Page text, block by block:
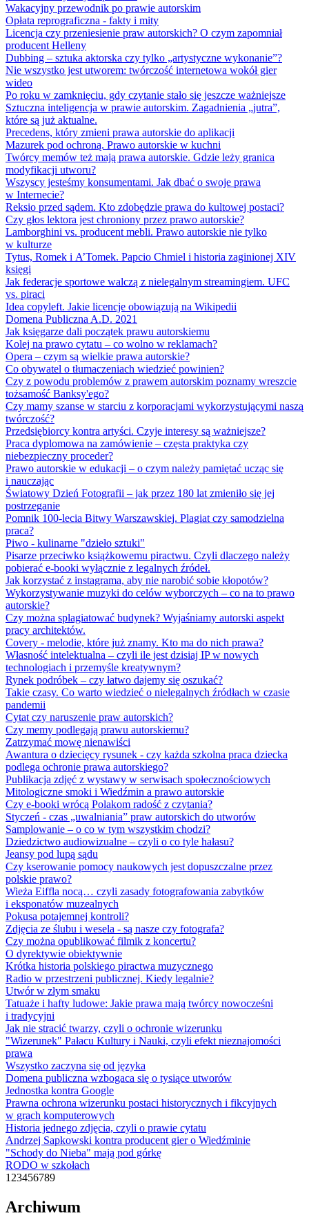
Wakacyjny przewodnik po prawie autorskim
Opłata reprograficzna - fakty i mity
Licencja czy przeniesienie praw autorskich? O czym zapomniał
producent Helleny
Dubbing – sztuka aktorska czy tylko „artystyczne wykonanie”?
Nie wszystko jest utworem: twórczość internetowa wokół gier
wideo
Po roku w zamknięciu, gdy czytanie stało się jeszcze ważniejsze
Sztuczna inteligencja w prawie autorskim. Zagadnienia „jutra”,
które są już aktualne.
Precedens, który zmieni prawa autorskie do aplikacji
Mazurek pod ochroną. Prawo autorskie w kuchni
Twórcy memów też mają prawa autorskie. Gdzie leży granica
modyfikacji utworu?
Wszyscy jesteśmy konsumentami. Jak dbać o swoje prawa
w Internecie?
Reksio przed sądem. Kto zdobędzie prawa do kultowej postaci?
Czy głos lektora jest chroniony przez prawo autorskie?
Lamborghini vs. producent mebli. Prawo autorskie nie tylko
w kulturze
Tytus, Romek i A’Tomek. Papcio Chmiel i historia zaginionej XIV
księgi
Jak federacje sportowe walczą z nielegalnym streamingiem. UFC
vs. piraci
Idea copyleft. Jakie licencje obowiązują na Wikipedii
Domena Publiczna A.D. 2021
Jak księgarze dali początek prawu autorskiemu
Kolej na prawo cytatu – co wolno w reklamach?
Opera – czym są wielkie prawa autorskie?
Co obywatel o tłumaczeniach wiedzieć powinien?
Czy z powodu problemów z prawem autorskim poznamy wreszcie
tożsamość Banksy'ego?
Czy mamy szanse w starciu z korporacjami wykorzystującymi naszą
twórczość?
Przedsiębiorcy kontra artyści. Czyje interesy są ważniejsze?
Praca dyplomowa na zamówienie – częsta praktyka czy
niebezpieczny proceder?
Prawo autorskie w edukacji – o czym należy pamiętać ucząc się
i nauczając
Światowy Dzień Fotografii – jak przez 180 lat zmieniło się jej
postrzeganie
Pomnik 100-lecia Bitwy Warszawskiej. Plagiat czy samodzielna
praca?
Piwo - kulinarne "dzieło sztuki"
Pisarze przeciwko książkowemu piractwu. Czyli dlaczego należy
pobierać e-booki wyłącznie z legalnych źródeł.
Jak korzystać z instagrama, aby nie narobić sobie kłopotów?
Wykorzystywanie muzyki do celów wyborczych – co na to prawo
autorskie?
Czy można splagiatować budynek? Wyjaśniamy autorski aspekt
pracy architektów.
Covery - melodie, które już znamy. Kto ma do nich prawa?
Własność intelektualna – czyli ile jest dzisiaj IP w nowych
technologiach i przemyśle kreatywnym?
Rynek podróbek – czy łatwo dajemy się oszukać?
Takie czasy. Co warto wiedzieć o nielegalnych źródłach w czasie
pandemii
Cytat czy naruszenie praw autorskich?
Czy memy podlegają prawu autorskiemu?
Zatrzymać mowę nienawiści
Awantura o dziecięcy rysunek - czy każda szkolna praca dziecka
podlega ochronie prawa autorskiego?
Publikacja zdjęć z wystawy w serwisach społecznościowych
Mitologiczne smoki i Wiedźmin a prawo autorskie
Czy e-booki wrócą Polakom radość z czytania?
Styczeń - czas „uwalniania” praw autorskich do utworów
Samplowanie – o co w tym wszystkim chodzi?
Dziedzictwo audiowizualne – czyli o co tyle hałasu?
Jeansy pod lupą sądu
Czy kserowanie pomocy naukowych jest dopuszczalne przez
polskie prawo?
Wieża Eiffla nocą… czyli zasady fotografowania zabytków
i eksponatów muzealnych
Pokusa potajemnej kontroli?
Zdjęcia ze ślubu i wesela - są nasze czy fotografa?
Czy można opublikować filmik z koncertu?
O dyrektywie obiektywnie
Krótka historia polskiego piractwa muzycznego
Radio w przestrzeni publicznej. Kiedy legalnie?
Utwór w złym smaku
Tatuaże i hafty ludowe: Jakie prawa mają twórcy nowocześni
i tradycyjni
Jak nie stracić twarzy, czyli o ochronie wizerunku
"Wizerunek" Pałacu Kultury i Nauki, czyli efekt nieznajomości
prawa
Wszystko zaczyna się od języka
Domena publiczna wzbogaca się o tysiące utworów
Jednostka kontra Google
Prawna ochrona wizerunku postaci historycznych i fikcyjnych
w grach komputerowych
Historia jednego zdjęcia, czyli o prawie cytatu
Andrzej Sapkowski kontra producent gier o Wiedźminie
"Schody do Nieba" mają pod górkę
RODO w szkołach
1 23456789
Archiwum